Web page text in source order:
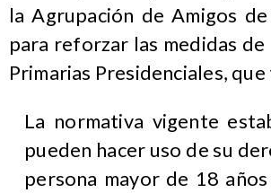
la Agrupación de Amigos
para reforzar las medidas
Primarias Presidenciales,
La normativa vigente
pueden hacer uso de su
persona mayor de 18